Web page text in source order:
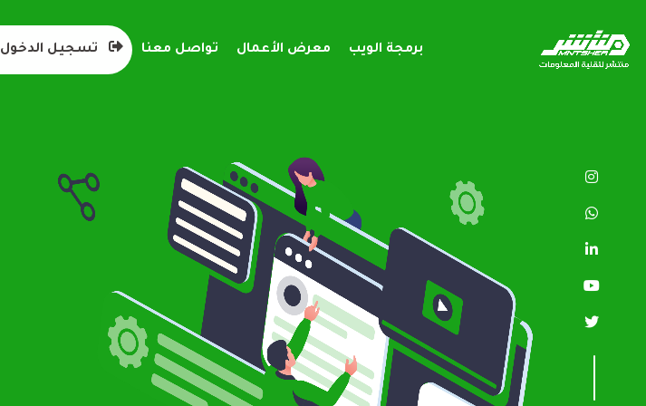
برمجة الويب معرض الأعمال تواصل معنا تسجيل الدخول